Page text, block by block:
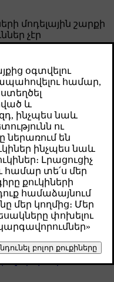
մոդելային շարքի
չէր
ստանալու համար
242, 244 կամ
մեքենաներին
պատմություն
ունենք լինել
մեքենաների
մեզ այս
Plug-in
մեր
էլեկտրական